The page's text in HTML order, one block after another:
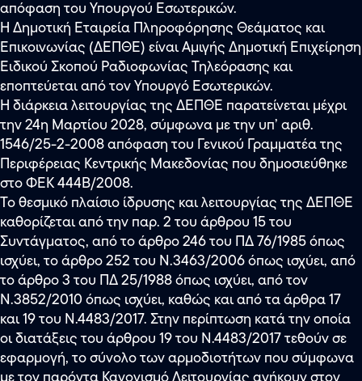
απόφαση του Υπουργού Εσωτερικών.
Η Δημοτική Εταιρεία Πληροφόρησης Θεάματος και
Επικοινωνίας (ΔΕΠΘΕ) είναι Αμιγής Δημοτική Επιχείρηση
Ειδικού Σκοπού Ραδιοφωνίας Τηλεόρασης και
εποπτεύεται από τον Υπουργό Εσωτερικών.
Η διάρκεια λειτουργίας της ΔΕΠΘΕ παρατείνεται μέχρι
την 24η Μαρτίου 2028, σύμφωνα με την υπ’ αριθ.
1546/25-2-2008 απόφαση του Γενικού Γραμματέα της
Περιφέρειας Κεντρικής Μακεδονίας που δημοσιεύθηκε
στο ΦΕΚ 444Β/2008.
Το θεσμικό πλαίσιο ίδρυσης και λειτουργίας της ΔΕΠΘΕ
καθορίζεται από την παρ. 2 του άρθρου 15 του
Συντάγματος, από το άρθρο 246 του ΠΔ 76/1985 όπως
ισχύει, το άρθρο 252 του Ν.3463/2006 όπως ισχύει, από
το άρθρο 3 του ΠΔ 25/1988 όπως ισχύει, από τον
Ν.3852/2010 όπως ισχύει, καθώς και από τα άρθρα 17
και 19 του Ν.4483/2017. Στην περίπτωση κατά την οποία
οι διατάξεις του άρθρου 19 του Ν.4483/2017 τεθούν σε
εφαρμογή, το σύνολο των αρμοδιοτήτων που σύμφωνα